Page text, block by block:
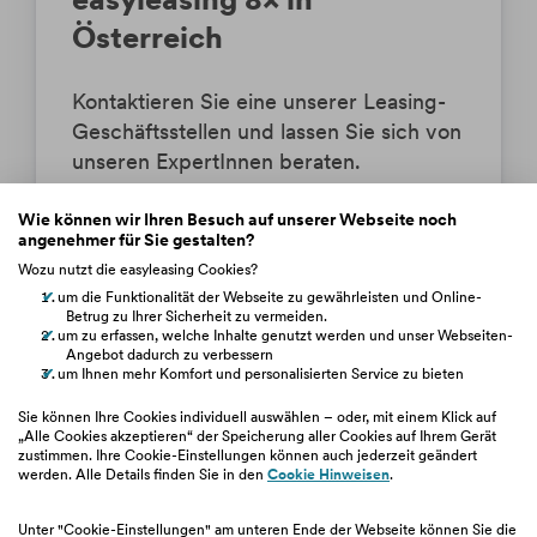
Österreich
Kontaktieren Sie eine unserer Leasing-
Geschäftsstellen und lassen Sie sich von
unseren ExpertInnen beraten.
Jetzt kontaktieren
Geschäftsstellen finden
Impressum Über uns Über BAWAG Group
Wie können wir Ihren Besuch auf unserer Webseite noch
angenehmer für Sie gestalten?
Wozu nutzt die easyleasing Cookies?
um die Funktionalität der Webseite zu gewährleisten und Online-
Betrug zu Ihrer Sicherheit zu vermeiden.
um zu erfassen, welche Inhalte genutzt werden und unser Webseiten-
Angebot dadurch zu verbessern
um Ihnen mehr Komfort und personalisierten Service zu bieten
Sie können Ihre Cookies individuell auswählen – oder, mit einem Klick auf
„Alle Cookies akzeptieren“ der Speicherung aller Cookies auf Ihrem Gerät
zustimmen. Ihre Cookie-Einstellungen können auch jederzeit geändert
werden. Alle Details finden Sie in den Cookie Hinweisen.
Unter "Cookie-Einstellungen" am unteren Ende der Webseite können Sie die